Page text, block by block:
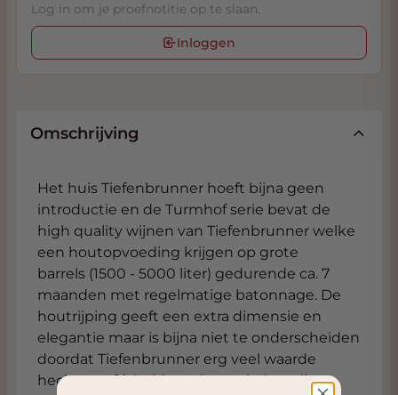
Log in om je proefnotitie op te slaan.
Inloggen
Omschrijving
Het huis Tiefenbrunner hoeft bijna geen
introductie en de Turmhof serie bevat de
high quality wijnen van Tiefenbrunner welke
een houtopvoeding krijgen op grote
barrels (1500 - 5000 liter) gedurende ca. 7
maanden met regelmatige batonnage. De
houtrijping geeft een extra dimensie en
elegantie maar is bijna niet te onderscheiden
doordat Tiefenbrunner erg veel waarde
hecht aan frisheid en elegantie (om die